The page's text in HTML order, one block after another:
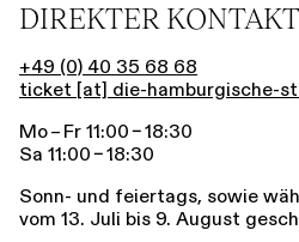
DIREKTER KONTAKT
+49 (0) 40 35 68 68
ticket [​at​] die-hamburgische-
Mo – Fr 11:00 – 18:30
Sa 11:00 – 18:30
Sonn- und feiertags, sowie
vom 13. Juli bis 9. August